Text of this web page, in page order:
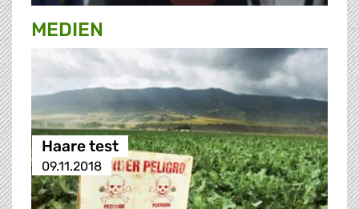
MEDIEN
Haare test
09.11.2018